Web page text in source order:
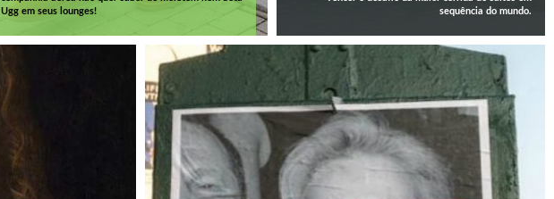
Ugg em seus lounges!
sequência do mundo.